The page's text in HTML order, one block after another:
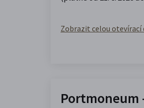
Zobrazit celou otevírací
Portmoneum